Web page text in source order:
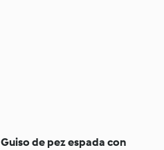
Guiso de pez espada con